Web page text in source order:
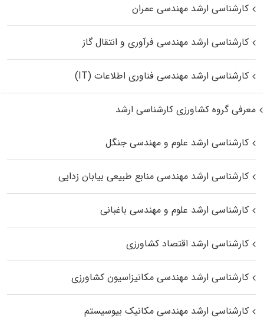
کارشناسی ارشد مهندسی عمران
کارشناسی ارشد مهندسی فرآوری و انتقال گاز
کارشناسی ارشد مهندسی فناوری اطلاعات (IT)
معرفی گروه کشاورزی کارشناسی ارشد
کارشناسی ارشد علوم و مهندسی جنگل
کارشناسی ارشد مهندسی منابع طبیعی بیابان زدایی
کارشناسی ارشد علوم و مهندسی باغبانی
کارشناسی ارشد اقتصاد کشاورزی
کارشناسی ارشد مهندسی مکانیزاسیون کشاورزی
کارشناسی ارشد مهندسی مکانیک بیوسیستم